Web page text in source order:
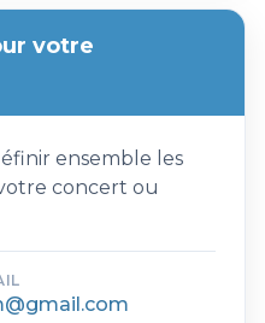
votre
ensemble les
concert ou